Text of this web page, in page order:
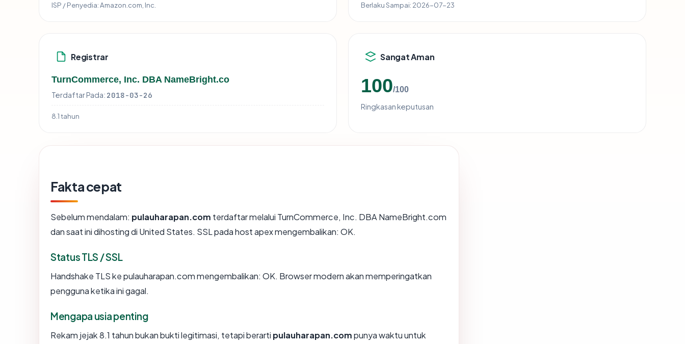
ISP / Penyedia:Amazon.com, Inc. Berlaku Sampai: 2026-07-23
Registrar
TurnCommerce, Inc. DBA NameBright.co
Terdaftar Pada: 2018-03-26
8.1 tahun
Sangat Aman
100/100
Ringkasan keputusan
Fakta cepat
Sebelum mendalam: pulauharapan.com terdaftar melalui TurnCommerce, Inc. DBA NameBright.com
dan saat ini dihosting di United States. SSL pada host apex mengembalikan: OK.
Status TLS / SSL
Handshake TLS ke pulauharapan.com mengembalikan: OK. Browser modern akan memperingatkan
pengguna ketika ini gagal.
Mengapa usia penting
Rekam jejak 8.1 tahun bukan bukti legitimasi, tetapi berarti pulauharapan.compunya waktu untuk